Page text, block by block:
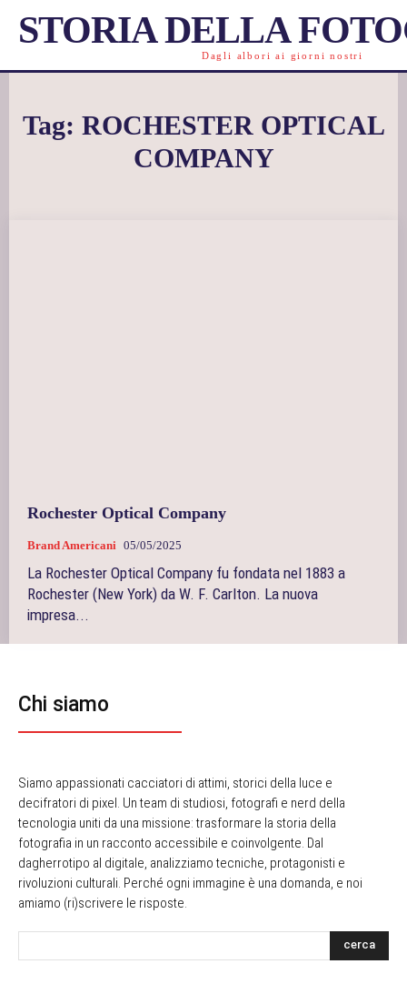
STORIA DELLA
Dagli albori ai giorni nostri
Tag: ROCHESTER OPTICAL
COMPANY
Rochester Optical Company
Brand Americani 05/05/2025
La Rochester Optical Company fu fondata nel 1883 a
Rochester (New York) da W. F. Carlton. La nuova
impresa...
Chi siamo
Siamo appassionati cacciatori di attimi, storici della luce e
decifratori di pixel. Un team di studiosi, fotografi e nerd della
tecnologia uniti da una missione: trasformare la storia della
fotografia in un racconto accessibile e coinvolgente. Dal
dagherrotipo al digitale, analizziamo tecniche, protagonisti e
rivoluzioni culturali. Perché ogni immagine è una domanda, e noi
amiamo (ri)scrivere le risposte.
cerca